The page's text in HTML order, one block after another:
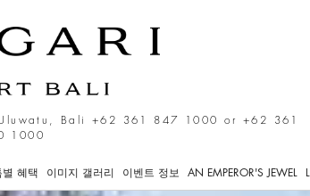
Bali +62 361 847 1000 or +62 361
1000
별 혜택 이미지 갤러리 이벤트 정보 AN EMPEROR'S JEWEL